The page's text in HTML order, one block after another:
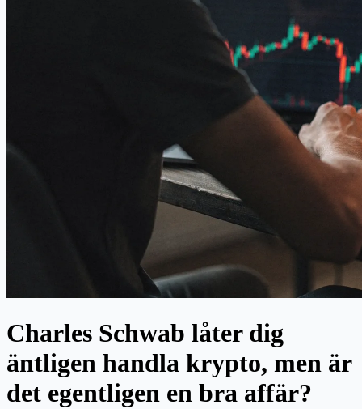
Charles Schwab låter dig
äntligen handla krypto, men är
det egentligen en bra affär?